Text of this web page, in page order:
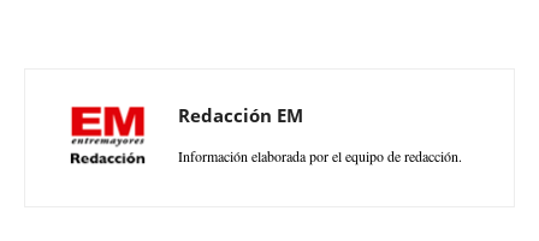
Redacción EM
Información elaborada por el equipo de redacción.